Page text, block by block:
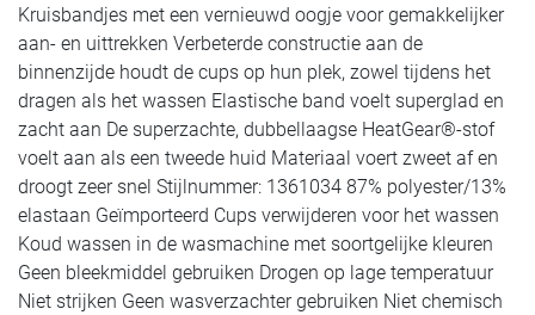
Kruisbandjes met een vernieuwd oogje voor gemakkelijker
aan- en uittrekken Verbeterde constructie aan de
binnenzijde houdt de cups op hun plek, zowel tijdens het
dragen als het wassen Elastische band voelt superglad en
zacht aan De superzachte, dubbellaagse HeatGear®-stof
voelt aan als een tweede huid Materiaal voert zweet af en
droogt zeer snel Stijlnummer: 1361034 87% polyester/13%
elastaan Geïmporteerd Cups verwijderen voor het wassen
Koud wassen in de wasmachine met soortgelijke kleuren
Geen bleekmiddel gebruiken Drogen op lage temperatuur
Niet strijken Geen wasverzachter gebruiken Niet chemisch